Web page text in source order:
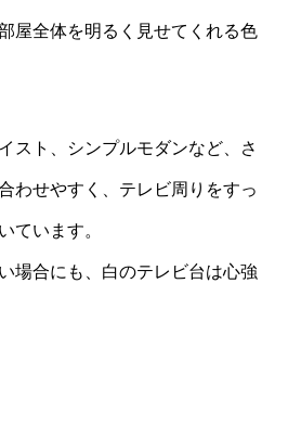
屋全体を明るく見せてくれる色
スト、シンプルモダンなど、さ
わせやすく、テレビ周りをすっ
ています。
場合にも、白のテレビ台は心強